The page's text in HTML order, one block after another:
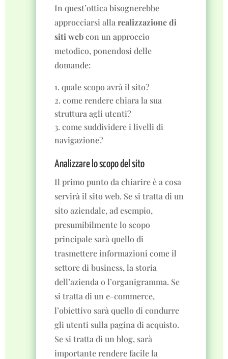
In quest’ottica bisognerebbe
approcciarsi allarealizzazione di
siti webcon un approccio
metodico, ponendosi delle
domande:
quale scopo avrà il sito?
come rendere chiara la sua
struttura agli utenti?
come suddividere i livelli di
navigazione?
Analizzare lo scopo del sito
Il primo punto da chiarire è a cosa
servirà il sito web. Se si tratta di un
sito aziendale, ad esempio,
presumibilmente lo scopo
principale sarà quello di
trasmettere informazioni come il
settore di business, la storia
dell’azienda o l’organigramma. Se
si tratta di un e-commerce,
l’obiettivo sarà quello di condurre
gli utenti sulla pagina di acquisto.
Se si tratta di un blog, sarà
importante rendere facile la